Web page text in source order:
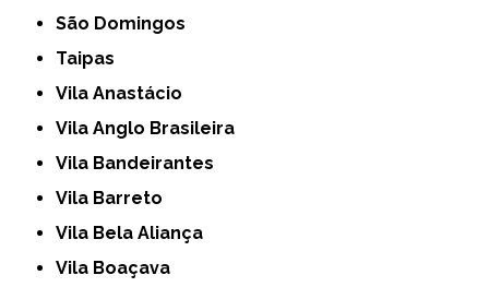
São Domingos
Taipas
Vila Anastácio
Vila Anglo Brasileira
Vila Bandeirantes
Vila Barreto
Vila Bela Aliança
Vila Boaçava